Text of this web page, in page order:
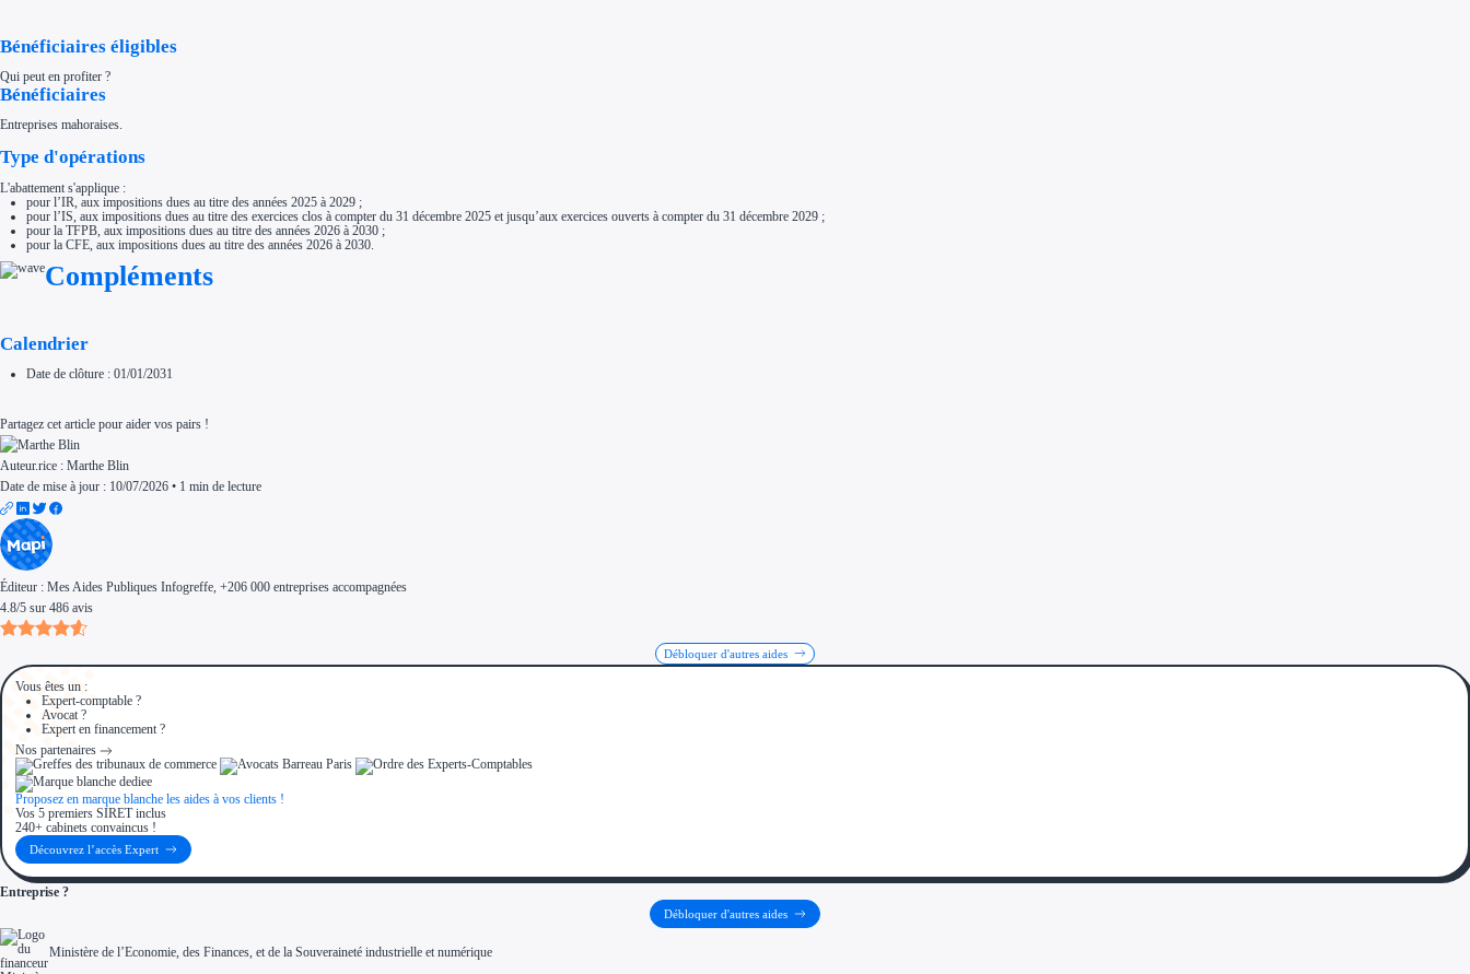
Aides Nationales
Aides Européennes
Nos tarifs
Recherche autonome
Ressources
Bénéficiaires éligibles
Qui peut en profiter ?
Bénéficiaires
Entreprises mahoraises.
Type d'opérations
L'abattement s'applique :
pour l’IR, aux impositions dues au titre des années 2025 à 2029 ;
pour l’IS, aux impositions dues au titre des exercices clos à compter du 31 décembre 2025 et jusqu’aux exercices ouverts à compter du 31 décembre 2029 ;
pour la TFPB, aux impositions dues au titre des années 2026 à 2030 ;
pour la CFE, aux impositions dues au titre des années 2026 à 2030.
Compléments
Calendrier
Date de clôture : 01/01/2031
Partagez cet article pour aider vos pairs !
Auteur.rice : Marthe Blin
Date de mise à jour : 10/07/2026 • 1 min de lecture
Éditeur : Mes Aides Publiques Infogreffe , +206 000 entreprises accompagnées
4.8/5 sur 486 avis
Débloquer d'autres aides
Vous êtes un :
Expert-comptable ?
Avocat ?
Expert en financement ?
Nos partenaires
Proposez en marque blanche les aides à vos clients !
Vos 5 premiers SIRET inclus
240+ cabinets convaincus !
Découvrez l’accès Expert
Entreprise ?
Débloquer d'autres aides
Ministère de l’Economie, des Finances, et de la Souveraineté industrielle et numérique